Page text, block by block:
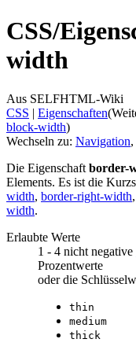
CSS/
width
Aus SELFHTML-Wiki
CSS ‎ | Eigenschaften
block-width)
Wechseln zu: Navigation,
Die Eigenschaft border-
Elements. Es ist die
width, border-right-width,
width.
Erlaubte Werte
1 - 4 nicht negative
Prozentwerte
oder die
thin
medium
thick